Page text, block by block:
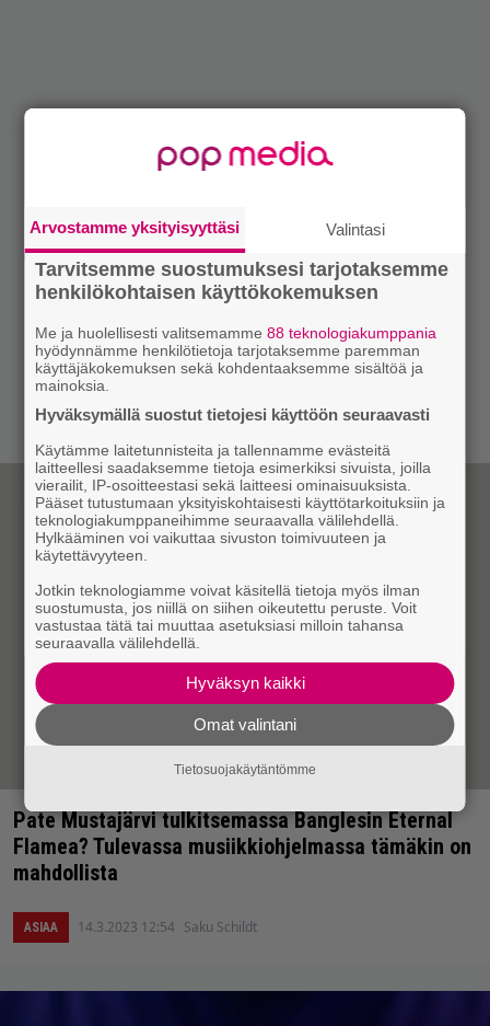
Pate Mustajärvi tulkitsemassa Banglesin Eternal
Flamea? Tulevassa musiikkiohjelmassa tämäkin on
mahdollista
ASIAA 14.3.2023 12:54 Saku Schildt
Arvostamme yksityisyyttäsi Valintasi
Tarvitsemme suostumuksesi tarjotaksemme
henkilökohtaisen käyttökokemuksen
Me ja huolellisesti valitsemamme88 teknologiakumppania
hyödynnämme henkilötietoja tarjotaksemme paremman
käyttäjäkokemuksen sekä kohdentaaksemme sisältöä ja
mainoksia.
Hyväksymällä suostut tietojesi käyttöön seuraavasti
Käytämme laitetunnisteita ja tallennamme evästeitä
laitteellesi saadaksemme tietoja esimerkiksi sivuista, joilla
vierailit, IP-osoitteestasi sekä laitteesi ominaisuuksista.
Pääset tutustumaan yksityiskohtaisesti käyttötarkoituksiin ja
teknologiakumppaneihimme seuraavalla välilehdellä.
Hylkääminen voi vaikuttaa sivuston toimivuuteen ja
käytettävyyteen.
Jotkin teknologiamme voivat käsitellä tietoja myös ilman
suostumusta, jos niillä on siihen oikeutettu peruste. Voit
vastustaa tätä tai muuttaa asetuksiasi milloin tahansa
seuraavalla välilehdellä.
Hyväksyn kaikki
Omat valintani
Tietosuojakäytäntömme